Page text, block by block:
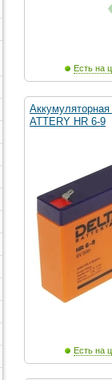
Есть на
ATTERY HR 6-9
Есть на